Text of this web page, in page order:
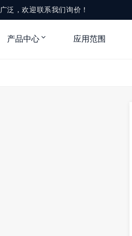
泛，欢迎联系我们询价！
产品中心 应用范围